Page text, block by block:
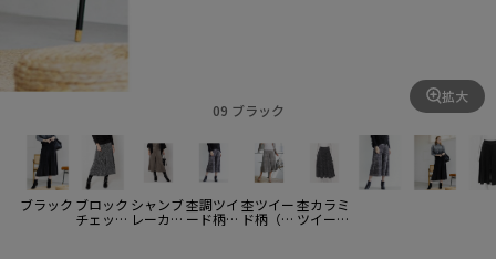
09 ブラック
拡大
ブラック ブロック
チェック
シャンブ
レーカー
杢調ツイ
ード柄
杢ツイー
ド柄（ラ
杢カラミ
ツイード